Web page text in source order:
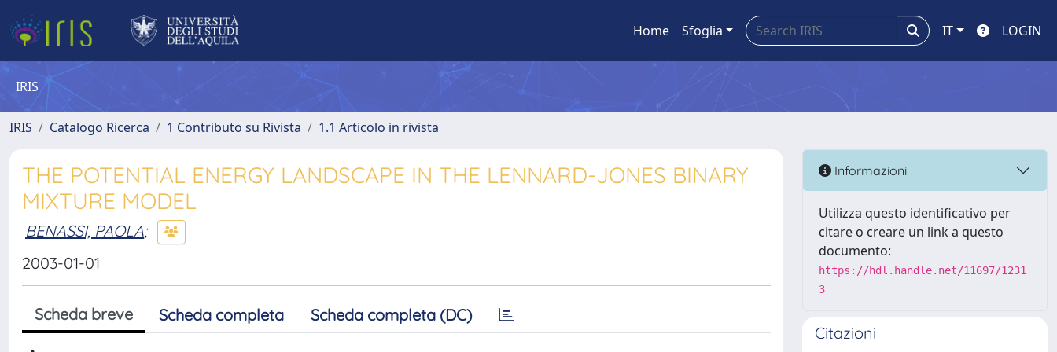
Home Sfoglia IT LOGIN
IRIS
IRIS Catalogo Ricerca 1 Contributo su Rivista 1.1 Articolo in rivista
THE POTENTIAL ENERGY LANDSCAPE IN THE LENNARD-JONES BINARY
MIXTURE MODEL
BENASSI, PAOLA;
2003-01-01
Scheda breve Scheda completa Scheda completa (DC)
Informazioni
Utilizza questo identificativo per
citare o creare un link a questo
documento:
https://hdl.handle.net/11697/1231
3
Citazioni